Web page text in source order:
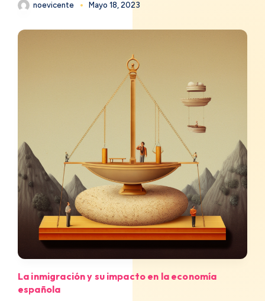
noevicente Mayo 18, 2023
La inmigración y su impacto en la economía
española